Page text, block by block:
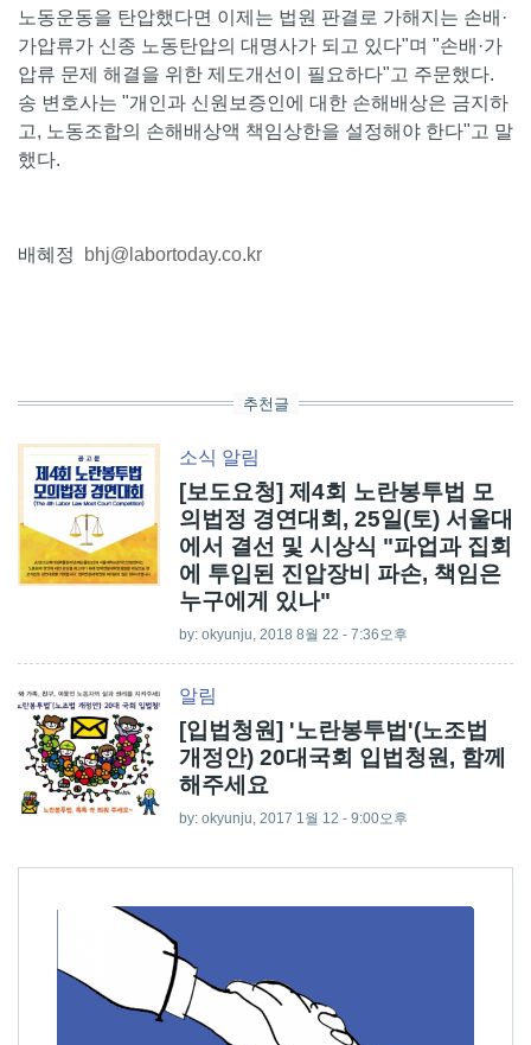
노동운동을 탄압했다면 이제는 법원 판결로 가해지는 손배·
가압류가 신종 노동탄압의 대명사가 되고 있다"며 "손배·가
압류 문제 해결을 위한 제도개선이 필요하다"고 주문했다.
송 변호사는 "개인과 신원보증인에 대한 손해배상은 금지하
고, 노동조합의 손해배상액 책임상한을 설정해야 한다"고 말
했다.
배혜정 bhj@labortoday.co.kr
추천글
소식 알림
[보도요청] 제4회 노란봉투법 모
의법정 경연대회, 25일(토) 서울대
에서 결선 및 시상식 "파업과 집회
에 투입된 진압장비 파손, 책임은
누구에게 있나"
by: okyunju, 2018 8월 22 - 7:36오후
알림
[입법청원] '노란봉투법'(노조법
개정안) 20대국회 입법청원, 함께
해주세요
by: okyunju, 2017 1월 12 - 9:00오후